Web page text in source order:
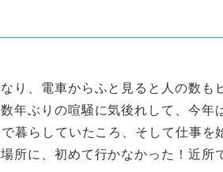
り、電車からふと見ると人の数も
年ぶりの喧騒に気後れして、今年
暮らしていたころ、そして仕事を
所に、初めて行かなかった！近所